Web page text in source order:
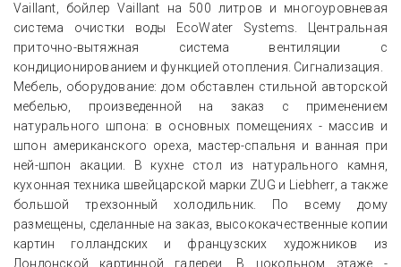
Vaillant, бойлер Vaillant на 500 литров и многоуровневая
система очистки воды EcoWater Systems. Центральная
приточно-вытяжная система вентиляции с
кондиционированием и функцией отопления. Сигнализация.
Мебель, оборудование: дом обставлен стильной авторской
мебелью, произведенной на заказ с применением
натурального шпона: в основных помещениях - массив и
шпон американского ореха, мастер-спальня и ванная при
ней-шпон акации. В кухне стол из натурального камня,
кухонная техника швейцарской марки ZUG и Liebherr, а также
большой трехзонный холодильник. По всему дому
размещены, сделанные на заказ, высококачественные копии
картин голландских и французских художников из
Лондонской картинной галереи. В цокольном этаже -